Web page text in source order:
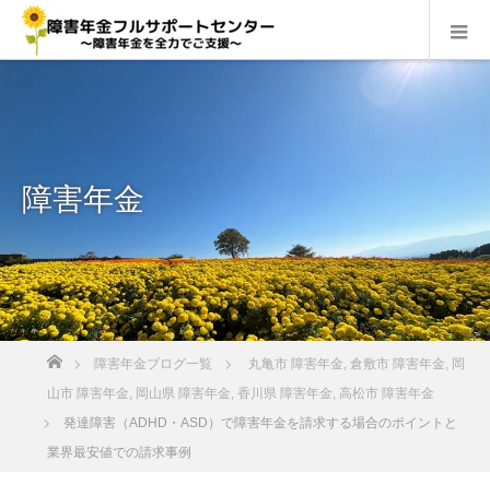
障害年金
障害年金ブログ一覧 丸亀市 障害年金 倉敷市 障害年金 岡
山市 障害年金 岡山県 障害年金 香川県 障害年金 高松市 障害年金
発達障害（ADHD・ASD）で障害年金を請求する場合のポイントと
業界最安値での請求事例